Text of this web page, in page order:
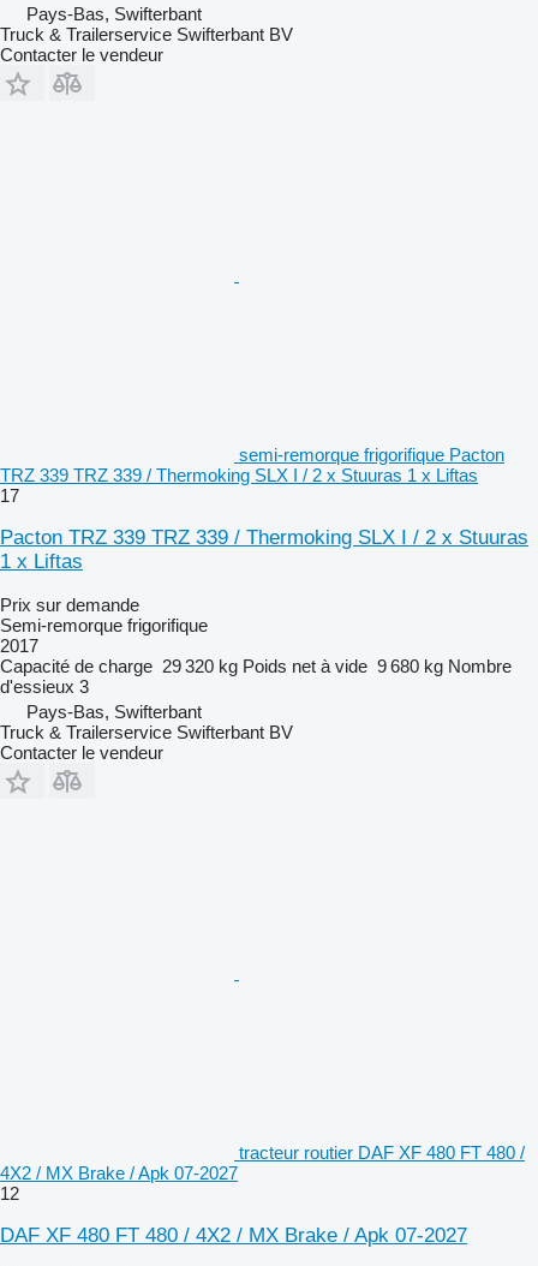
Pays-Bas, Swifterbant
Truck & Trailerservice Swifterbant BV
Contacter le vendeur
semi-remorque frigorifique Pacton
TRZ 339 TRZ 339 / Thermoking SLX I / 2 x Stuuras 1 x Liftas
17
Pacton TRZ 339 TRZ 339 / Thermoking SLX I / 2 x Stuuras
1 x Liftas
Prix sur demande
Semi-remorque frigorifique
2017
Capacité de charge 29 320 kg Poids net à vide 9 680 kg Nombre
d'essieux 3
Pays-Bas, Swifterbant
Truck & Trailerservice Swifterbant BV
Contacter le vendeur
tracteur routier DAF XF 480 FT 480 /
4X2 / MX Brake / Apk 07-2027
12
DAF XF 480 FT 480 / 4X2 / MX Brake / Apk 07-2027